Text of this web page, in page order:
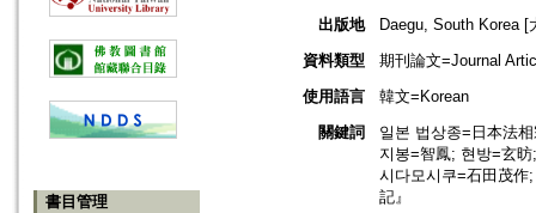
書目管理
出版地
Daegu, South Korea [
資料類型
期刊論文=Journal
使用語言
韓文=Korean
關鍵詞
일본 법상종=日本法
지봉=智鳳; 현방=玄
시다모시쿠=石田茂作
記』